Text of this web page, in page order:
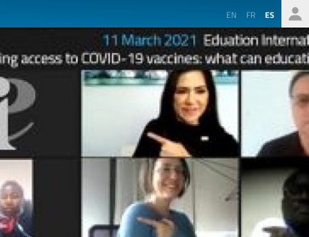
EN FR ES